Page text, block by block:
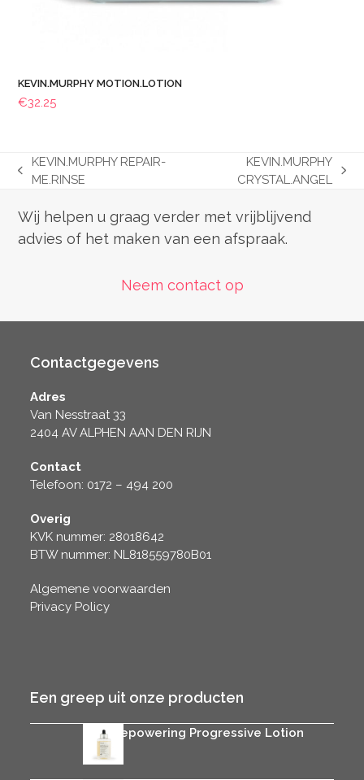
KEVIN.MURPHY MOTION.LOTION
€32.25
previous
KEVIN.MURPHY REPAIR-
ME.RINSE
KEVIN.MURPHY
CRYSTAL.ANGEL
Wij helpen u graag verder met vrijblijvend
advies of het maken van een afspraak.
Neem contact op
Contactgegevens
Adres
Van Nesstraat 33
2404 AV ALPHEN AAN DEN RIJN
Contact
Telefoon: 0172 – 494 200
Overig
KVK nummer: 28018642
BTW nummer: NL818559780B01
Algemene voorwaarden
Privacy Policy
Een greep uit onze producten
Rica Repowering Progressive Lotion
34.95